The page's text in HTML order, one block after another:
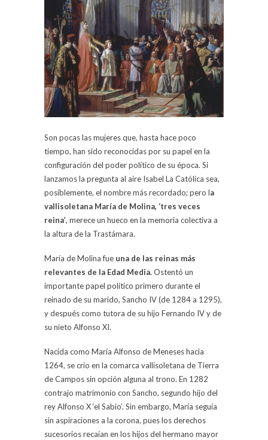
Son pocas las mujeres que, hasta hace poco
tiempo, han sido reconocidas por su papel en la
configuración del poder político de su época. Si
lanzamos la pregunta al aire Isabel La Católica sea,
posiblemente, el nombre más recordado; pero la
vallisoletana María de Molina, ‘tres veces
reina’, merece un hueco en la memoria colectiva a
la altura de la Trastámara.
María de Molina fue una de las reinas más
relevantes de la Edad Media.Ostentó un
importante papel político primero durante el
reinado de su marido, Sancho IV (de 1284 a 1295),
y después como tutora de su hijo Fernando IV y de
su nieto Alfonso XI.
Nacida como María Alfonso de Meneses hacia
1264, se crio en la comarca vallisoletana de Tierra
de Campos sin opción alguna al trono. En 1282
contrajo matrimonio con Sancho, segundo hijo del
rey Alfonso X ‘el Sabio’. Sin embargo, María seguía
sin aspiraciones a la corona, pues los derechos
sucesorios recaían en los hijos del hermano mayor